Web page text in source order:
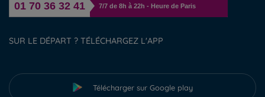
01 70 36 32 41 7/7 de 8h à 22h - Heure de Paris
SUR LE DÉPART ? TÉLÉCHARGEZ L'APP
Télécharger sur Google play